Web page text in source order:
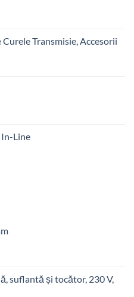
Curele Transmisie, Accesorii
In-Line
lei.suflantă și tocător, 230 V,